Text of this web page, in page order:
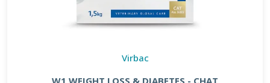
Virbac
W1 WEIGHT LOSS & DIABETES - CHAT